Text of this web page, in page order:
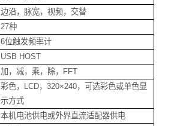
边沿，脉宽，视频，交替
27种
6位触发频率计
USB HOST
加，减，乘，除，FFT
彩色，LCD，320×240，
可选彩色或单色显
示方式
本机电池供电或外界直流适配器供电